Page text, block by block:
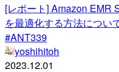
[レポート] Amazon EMR
を最適化する方法につい
#ANT339
yoshihitoh
2023.12.01